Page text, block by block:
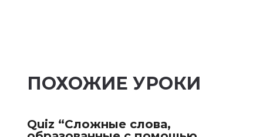
ПОХОЖИЕ УРОКИ
Quiz “Сложные слова,